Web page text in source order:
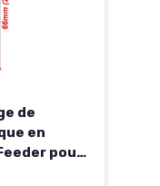
de
en
pour